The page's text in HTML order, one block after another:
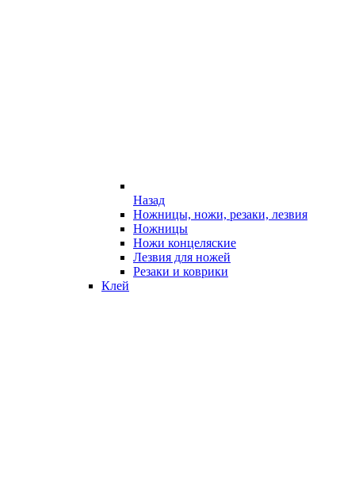
Назад
Ножницы, ножи, резаки, лезвия
Ножницы
Ножи концеляские
Лезвия для ножей
Резаки и коврики
Клей